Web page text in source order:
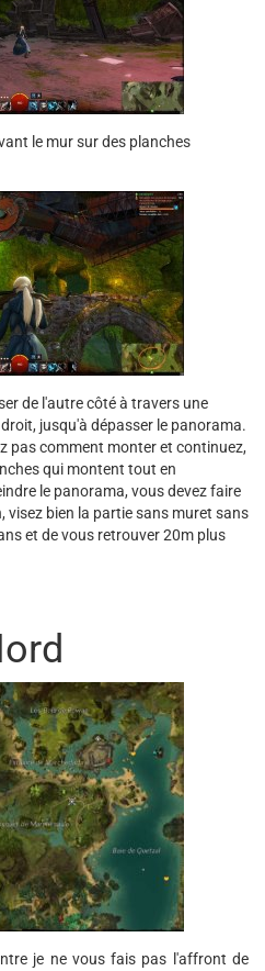
le mur sur des planches
de l'autre côté à travers une
jusqu'à dépasser le panorama.
pas comment monter et continuez,
qui montent tout en
le panorama, vous devez faire
bien la partie sans muret sans
et de vous retrouver 20m plus
je ne vous fais pas l'affront de